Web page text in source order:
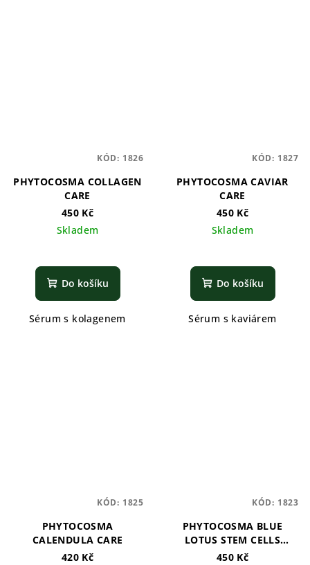
PHYTOCOSMA COLLAGEN
CARE
450 Kč
Skladem
Do košíku
Sérum s kolagenem
KÓD: 1826
PHYTOCOSMA CAVIAR
CARE
450 Kč
Skladem
Do košíku
Sérum s kaviárem
KÓD: 1827
PHYTOCOSMA
CALENDULA CARE
420 Kč
KÓD: 1825
PHYTOCOSMA BLUE
LOTUS STEM CELLS
SERUM
450 Kč
KÓD: 1823